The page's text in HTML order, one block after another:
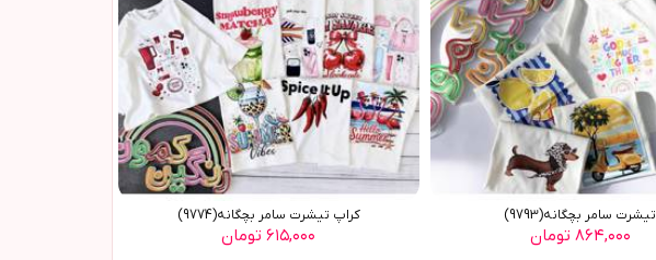
تیشرت سامر بچگانه(9793)
۸۶۴,۰۰۰ تومان
کراپ تیشرت سامر بچگانه(9774)
۶۱۵,۰۰۰ تومان